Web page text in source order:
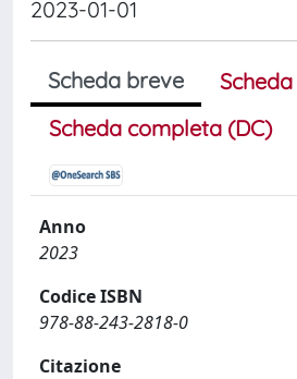
2023-01-01
Scheda breve
Scheda completa (DC)
Anno
2023
Codice ISBN
978-88-243-2818-0
Citazione